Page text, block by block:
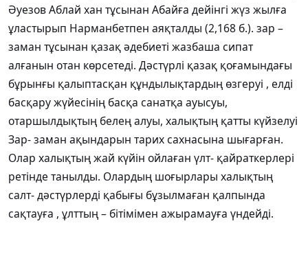
Әуезов Аблай хан тұсынан Абайға дейінгі жүз жылға
ұластырып Нарманбетпен аяқталды (2,168 б.). зар –
заман тұсынан қазақ әдебиеті жазбаша сипат
алғанын отан көрсетеді. Дәстүрлі қазақ қоғамындағы
бұрынғы қалыптасқан құндылықтардың өзгеруі , елді
басқару жүйесінің басқа санатқа ауысуы,
отаршылдықтың белең алуы, халықтың қатты күйзелуі
Зар- заман ақындарын тарих сахнасына шығарған.
Олар халықтың жай күйін ойлаған үлт- қайраткерлері
ретінде танылды. Олардың шоғырлары халықтың
салт- дәстүрлерді қабығы бұзылмаған қалпында
сақтауға , ұлттың – бітімімен ажырамауға үндейді.